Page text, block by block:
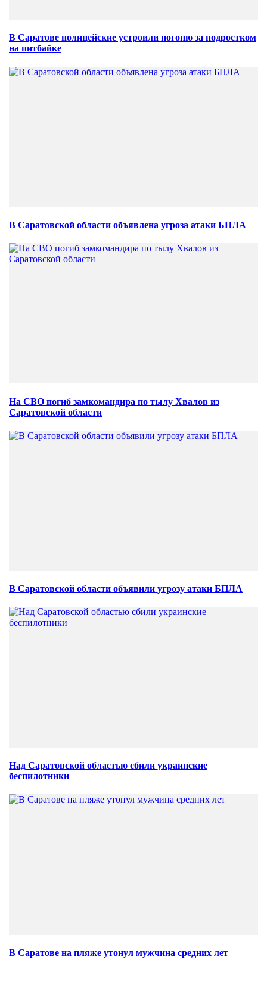
В Саратове полицейские устроили погоню за подростком
на питбайке
В Саратовской области объявлена угроза атаки БПЛА
На СВО погиб замкомандира по тылу Хвалов из
Саратовской области
В Саратовской области объявили угрозу атаки БПЛА
Над Саратовской областью сбили украинские
беспилотники
В Саратове на пляже утонул мужчина средних лет